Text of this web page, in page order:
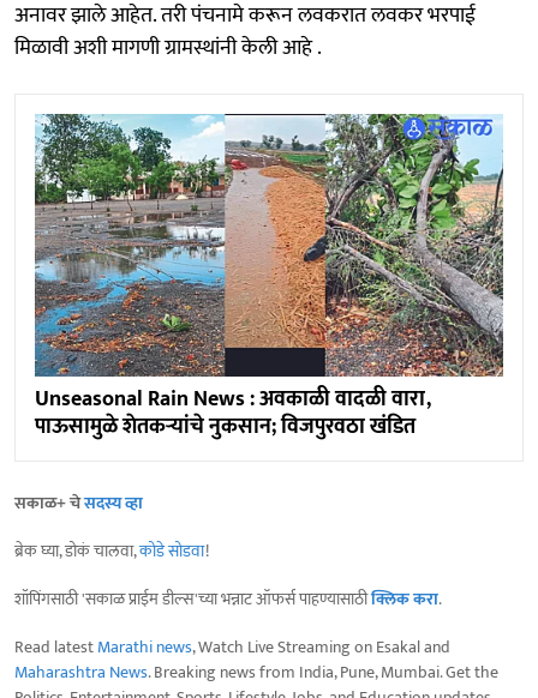
अनावर झाले आहेत. तरी पंचनामे करून लवकरात लवकर भरपाई
मिळावी अशी मागणी ग्रामस्थांनी केली आहे .
Unseasonal Rain News : अवकाळी वादळी वारा,
पाऊसामुळे शेतकऱ्यांचे नुकसान; विजपुरवठा खंडित
सकाळ+ चेसदस्य व्हा
ब्रेक घ्या, डोकं चालवा,कोडे सोडवा!
शॉपिंगसाठी 'सकाळ प्राईम डील्स'च्या भन्नाट ऑफर्स पाहण्यासाठीक्लिक करा.
Read latestMarathi news, Watch Live Streaming on Esakal and
Maharashtra News. Breaking news from India, Pune, Mumbai. Get the